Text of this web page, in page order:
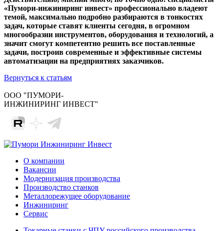
«Пумори-инжиниринг инвест» профессионально владеют
темой, максимально подробно разбираются в тонкостях
задач, которые ставят клиенты сегодня, в огромном
многообразии инструментов, оборудования и технологий, а
значит смогут компетентно решить все поставленные
задачи, построив современные и эффективные системы
автоматизации на предприятиях заказчиков.
Вернуться к статьям
ООО "ПУМОРИ-
ИНЖИНИРИНГ ИНВЕСТ"
О компании
Вакансии
Модернизация производства
Производство станков
Металлорежущее оборудование
Инжиниринг
Сервис